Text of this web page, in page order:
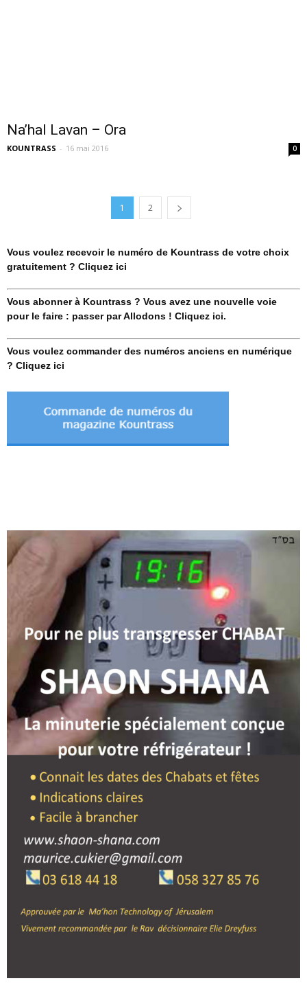
Na’hal Lavan – Ora
KOUNTRASS - 16 mai 2016 0
1 2
Vous voulez recevoir le numéro de Kountrass de votre choix
gratuitement ? Cliquez ici
Vous abonner à Kountrass ? Vous avez une nouvelle voie
pour le faire : passer par Allodons ! Cliquez ici.
Vous voulez commander des numéros anciens en numérique
? Cliquez ici